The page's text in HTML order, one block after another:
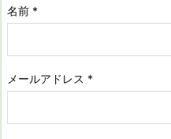
名前 *
メールアドレス *